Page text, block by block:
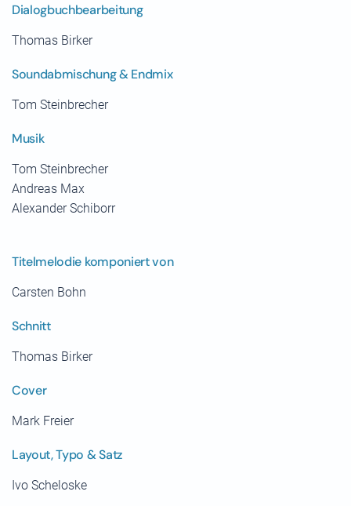
Dialogbuchbearbeitung
Thomas Birker
Soundabmischung & Endmix
Tom Steinbrecher
Musik
Tom Steinbrecher
Andreas Max
Alexander Schiborr
Titelmelodie komponiert von
Carsten Bohn
Schnitt
Thomas Birker
Cover
Mark Freier
Layout, Typo & Satz
Ivo Scheloske